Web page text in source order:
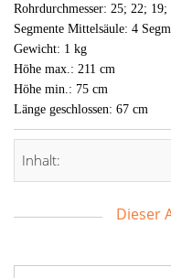
Rohrdurchmesser: 25; 22; 19;
Segmente Mittelsäule: 4
Gewicht: 1 kg
Höhe max.: 211 cm
Höhe min.: 75 cm
Länge geschlossen: 67 cm
Inhalt:
Dieser